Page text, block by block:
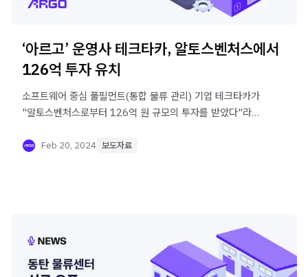
‘아르고’ 운영사 테크타카, 알토스벤처스에서
126억 투자 유치
소프트웨어 중심 풀필먼트(통합 물류 관리) 기업 테크타카가
"알토스벤처스로부터 126억 원 규모의 투자를 받았다"라고
Feb 20, 2024 보도자료